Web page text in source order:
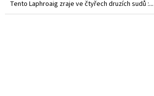
Tento Laphroaig zraje ve čtyřech druzích sudů :...